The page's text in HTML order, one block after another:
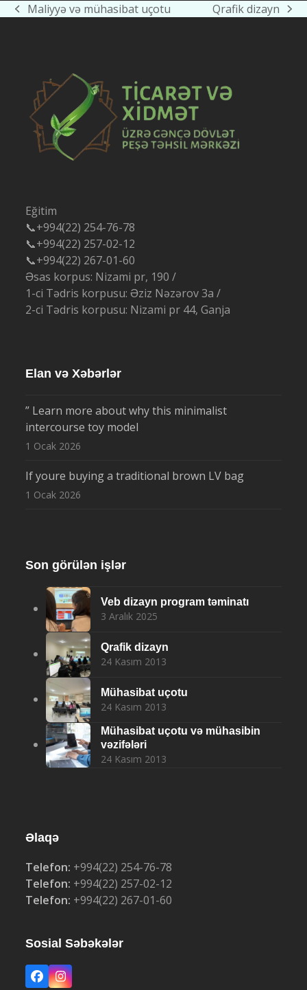
previous
Maliyyə və mühasibat uçotu
next
Qrafik dizayn
Eğitim
📞+994(22) 254-76-78
📞+994(22) 257-02-12
📞+994(22) 267-01-60
Əsas korpus: Nizami pr, 190 /
1-ci Tədris korpusu: Əziz Nəzərov 3a /
2-ci Tədris korpusu: Nizami pr 44, Ganja
Elan və Xəbərlər
” Learn more about why this minimalist
intercourse toy model
1 Ocak 2026
If youre buying a traditional brown LV bag
1 Ocak 2026
Son görülən işlər
Veb dizayn program təminatı
3 Aralık 2025
Qrafik dizayn
24 Kasım 2013
Mühasibat uçotu
24 Kasım 2013
Mühasibat uçotu və mühasibin
vəzifələri
24 Kasım 2013
Əlaqə
Telefon: +994(22) 254-76-78
Telefon: +994(22) 257-02-12
Telefon: +994(22) 267-01-60
Sosial Səbəkələr
Facebook
Instagram